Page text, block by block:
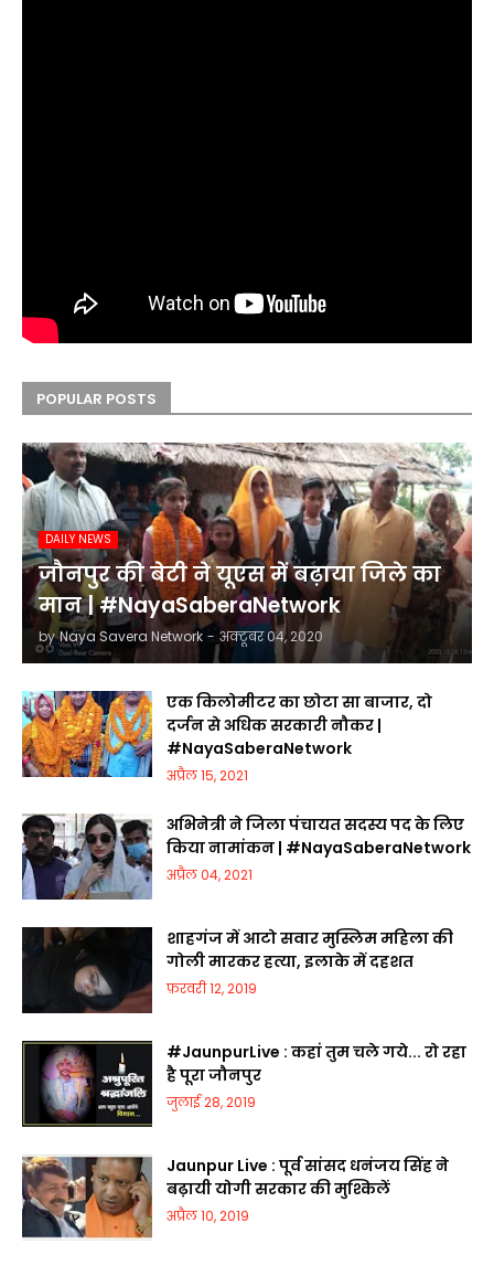
POPULAR POSTS
DAILY NEWS
जौनपुर की बेटी ने यूएस में बढ़ाया जिले का
मान | #NayaSaberaNetwork
by Naya Savera Network - अक्टूबर 04, 2020
एक किलोमीटर का छोटा सा बाजार, दो
दर्जन से अधिक सरकारी नौकर |
#NayaSaberaNetwork
अप्रैल 15, 2021
अभिनेत्री ने जिला पंचायत सदस्य पद के लिए
किया नामांकन | #NayaSaberaNetwork
अप्रैल 04, 2021
शाहगंज में आटो सवार मुस्लिम महिला की
गोली मारकर हत्या, इलाके में दहशत
फ़रवरी 12, 2019
#JaunpurLive : कहां तुम चले गये... रो रहा
है पूरा जौनपुर
जुलाई 28, 2019
Jaunpur Live : पूर्व सांसद धनंजय सिंह ने
बढ़ायी योगी सरकार की मुश्किलें
अप्रैल 10, 2019